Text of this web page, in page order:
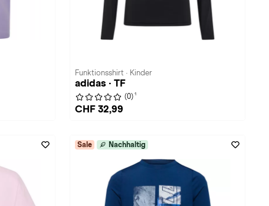
Funktionsshirt · Kinder
adidas · TF
(0) 1
CHF 32,99
Sale Nachhaltig